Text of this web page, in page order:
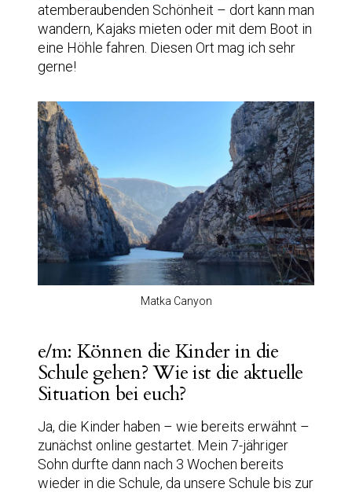
atemberaubenden Schönheit – dort kann man
wandern, Kajaks mieten oder mit dem Boot in
eine Höhle fahren. Diesen Ort mag ich sehr
gerne!
Matka Canyon
e/m: Können die Kinder in die
Schule gehen? Wie ist die aktuelle
Situation bei euch?
Ja, die Kinder haben – wie bereits erwähnt –
zunächst online gestartet. Mein 7-jähriger
Sohn durfte dann nach 3 Wochen bereits
wieder in die Schule, da unsere Schule bis zur